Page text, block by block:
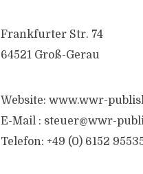
Frankfurter Str. 74
64521 Groß-Gerau
Website: www.wwr-
E-Mail : steuer@wwr-
Telefon: +49 (0) 6152